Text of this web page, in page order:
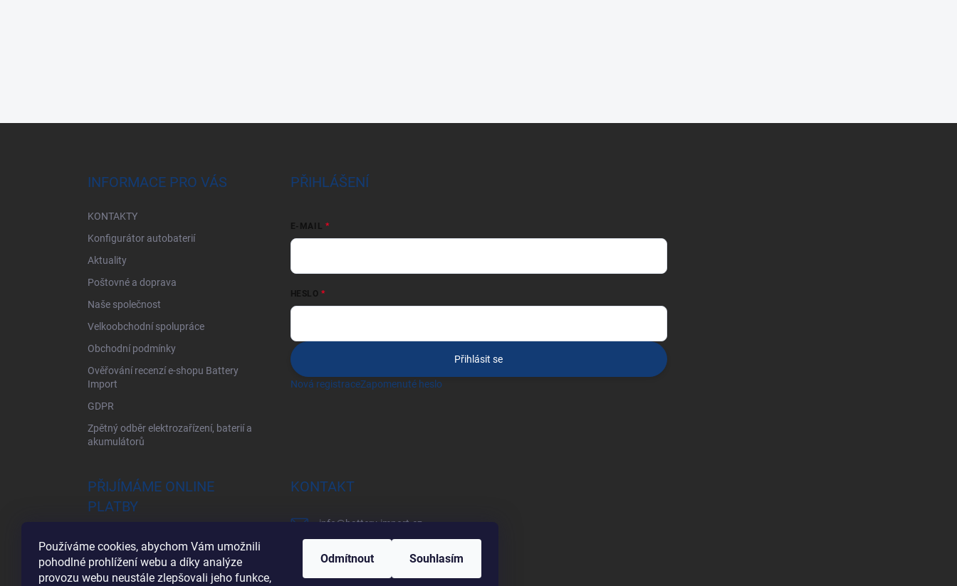
Používáme cookies, abychom Vám umožnili
pohodlné prohlížení webu a díky analýze
provozu webu neustále zlepšovali jeho funkce,
Odmítnout Souhlasím
INFORMACE PRO VÁS
KONTAKTY
Konfigurátor autobaterií
Aktuality
Poštovné a doprava
Naše společnost
Velkoobchodní spolupráce
Obchodní podmínky
Ověřování recenzí e-shopu Battery
Import
GDPR
Zpětný odběr elektrozařízení, baterií a
akumulátorů
PŘIHLÁŠENÍ
E-MAIL
HESLO
Přihlásit se
Nová registraceZapomenuté heslo
PŘIJÍMÁME ONLINE
PLATBY
KONTAKT
info @battery-import.cz
+420 774 969 705